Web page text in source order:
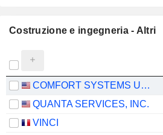
Costruzione e ingegneria - Altri
COMFORT SYSTEMS USA, INC.
QUANTA SERVICES, INC.
VINCI